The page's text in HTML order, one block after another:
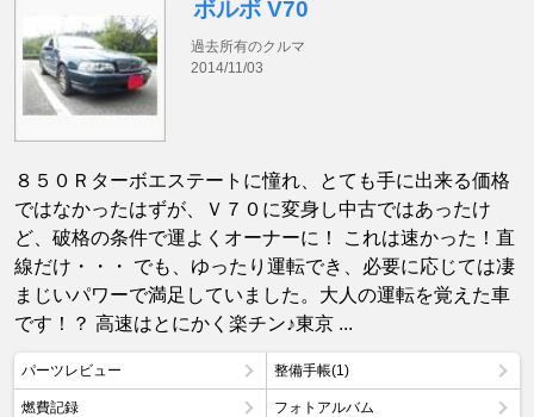
ボルボ V70
過去所有のクルマ
2014/11/03
８５０Ｒターボエステートに憧れ、とても手に出来る価格
ではなかったはずが、Ｖ７０に変身し中古ではあったけ
ど、破格の条件で運よくオーナーに！ これは速かった！直
線だけ・・・ でも、ゆったり運転でき、必要に応じては凄
まじいパワーで満足していました。大人の運転を覚えた車
です！？ 高速はとにかく楽チン♪東京 ...
パーツレビュー 整備手帳(1)
燃費記録 フォトアルバム